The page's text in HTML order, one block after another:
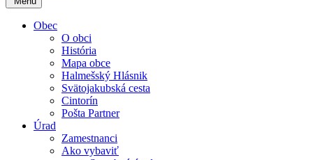
Obec
O obci
História
Mapa obce
Halmešský Hlásnik
Svätojakubská cesta
Cintorín
Pošta Partner
Úrad
Zamestnanci
Ako vybaviť